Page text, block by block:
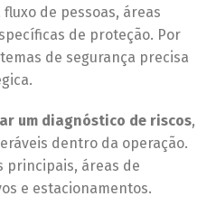
de pessoas, áreas
de proteção. Por
de segurança precisa
um diagnóstico de riscos,
dentro da operação.
principais, áreas de
e estacionamentos.